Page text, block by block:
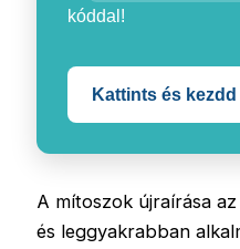
kóddal!
Kattints és
A mítoszok újraírása
és leggyakrabban